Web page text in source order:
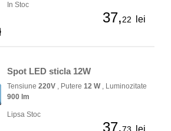
In Stoc
37,22 lei
Spot LED sticla 12W
Tensiune 220V , Putere 12 W, Luminozitate
900 lm
Lipsa Stoc
37,